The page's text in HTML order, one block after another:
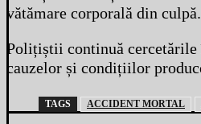
vătămare corporală din culpă.
Polițiștii continuă
cauzelor și condițiilor
TAGS ACCIDENT MORTAL